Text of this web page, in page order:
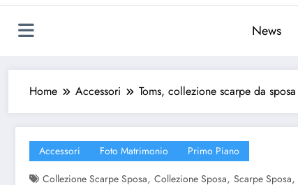
News
Home Accessori Toms, collezione scarpe da sposa
Accessori Foto Matrimonio
Primo Piano
Collezione Scarpe Sposa, Collezione Sposa, Scarpe Sposa,